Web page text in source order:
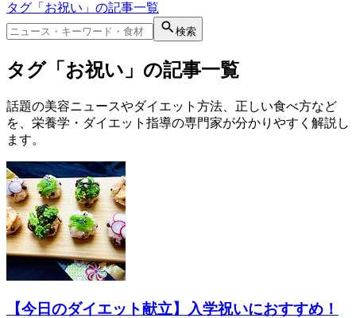
タグ「お祝い」の記事一覧
検索
タグ「お祝い」の記事一覧
話題の美容ニュースやダイエット方法、正しい食べ方など
を、栄養学・ダイエット指導の専門家が分かりやすく解説し
ます。
【今日のダイエット献立】入学祝いにおすすめ！